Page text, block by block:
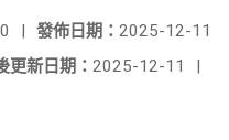
發佈日期： 2025-12-11
|
更新日期： 2025-12-11 |